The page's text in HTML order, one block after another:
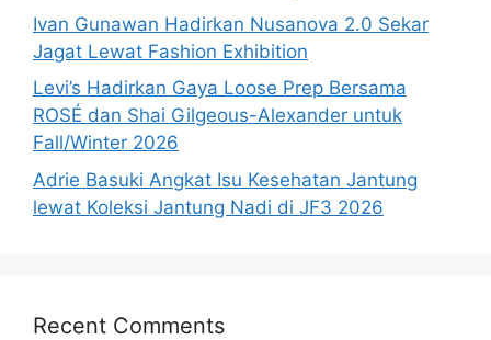
Ivan Gunawan Hadirkan Nusanova 2.0 Sekar
Jagat Lewat Fashion Exhibition
Levi’s Hadirkan Gaya Loose Prep Bersama
ROSÉ dan Shai Gilgeous-Alexander untuk
Fall/Winter 2026
Adrie Basuki Angkat Isu Kesehatan Jantung
lewat Koleksi Jantung Nadi di JF3 2026
Recent Comments